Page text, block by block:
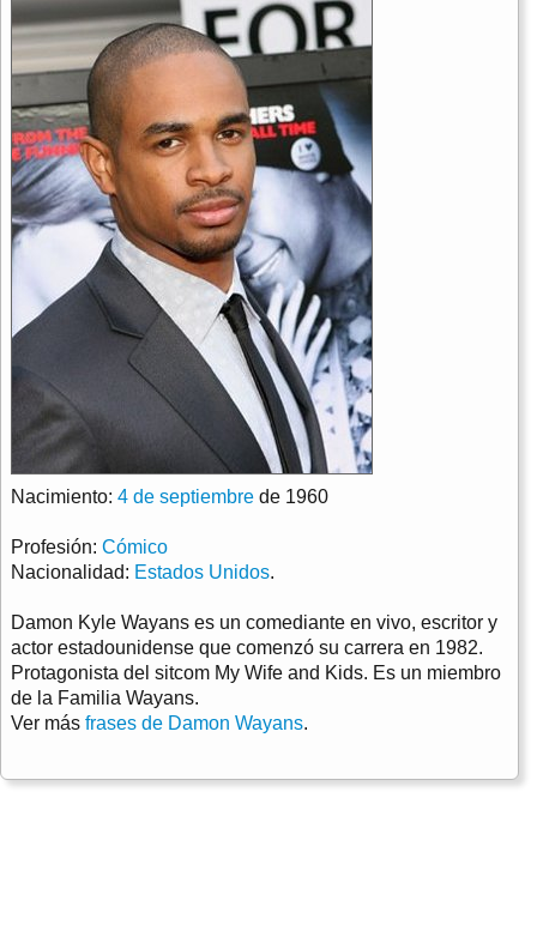
Nacimiento: 4 de septiembre de 1960
Profesión: Cómico
Nacionalidad: Estados Unidos.
Damon Kyle Wayans es un comediante en vivo, escritor y
actor estadounidense que comenzó su carrera en 1982.
Protagonista del sitcom My Wife and Kids. Es un miembro
de la Familia Wayans.
Ver más frases de Damon Wayans.